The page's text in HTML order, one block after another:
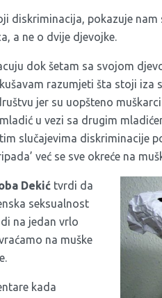
diskriminacija, pokazuje
a ne o dvije djevojke.
dok šetam sa svojom
razumjeti šta stoji iza
jer su uopšteno
u vezi sa drugim
slučajevima diskriminacije
već se sve okreće na
Dekić tvrdi da
seksualnost
na jedan vrlo
na muške
kada